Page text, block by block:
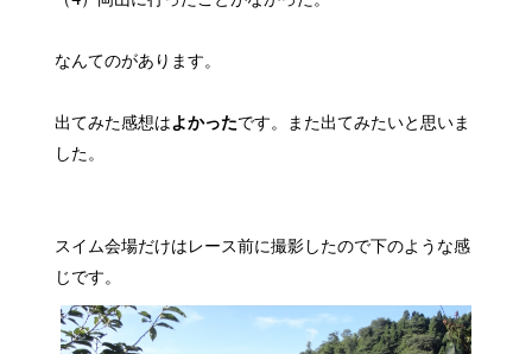
なんてのがあります。
出てみた感想はよかったです。また出てみたいと思いま
した。
スイム会場だけはレース前に撮影したので下のような感
じです。